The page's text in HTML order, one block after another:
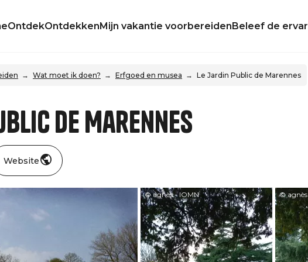
OntdekOntdekkenMijn vakantie voorbereidenBeleef de
Wat moet ik doen? Erfgoed en musea Le Jardin Public de Marennes
de Marennes
Website
© agnès - IOMN ©